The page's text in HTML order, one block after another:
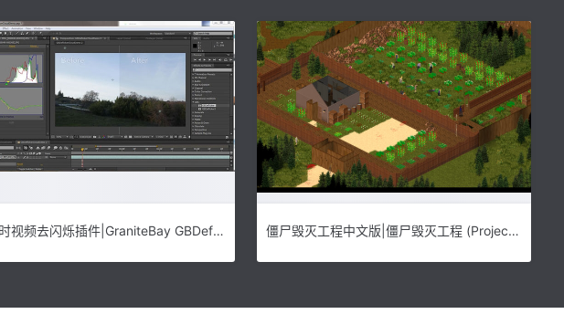
AE延时视频去闪烁插件|GraniteBay GBDeflicker 中文版v4.5.0下载 僵尸毁灭工程中文版|僵尸毁灭工程 (Project Zomboid)中文汉化破解版v35.17b下载